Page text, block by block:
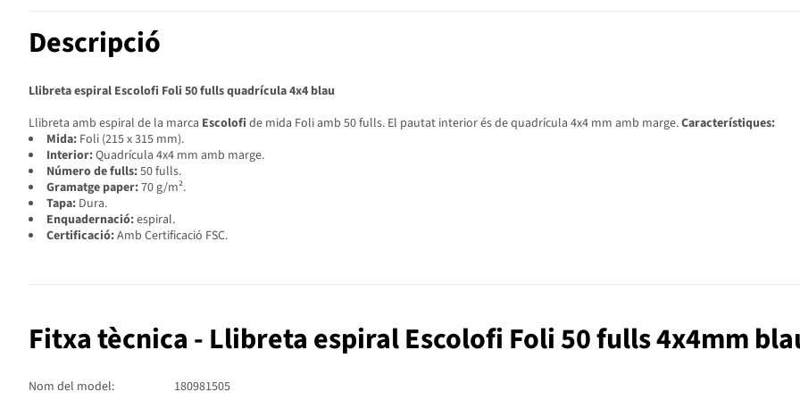
Descripció
Llibreta espiral Escolofi Foli 50 fulls quadrícula 4x4 blau
Llibreta amb espiral de la marca Escolofi de mida Foli amb 50 fulls. El pautat interior és de quadrícula 4x4 mm amb marge.Característiques:
Mida: Foli (215 x 315 mm).
Interior:Quadrícula 4x4 mm amb marge.
Número de fulls:50 fulls.
Gramatge paper:70 g/m².
Tapa: Dura.
Enquadernació:espiral.
Certificació:Amb Certificació FSC.
Fitxa tècnica - Llibreta espiral Escolofi Foli 50 fulls 4x4mm
Nom del model: 180981505